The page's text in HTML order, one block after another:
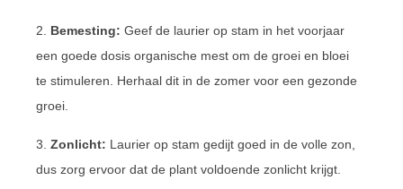
2. Bemesting: Geef de laurier op stam in het voorjaar
een goede dosis organische mest om de groei en bloei
te stimuleren. Herhaal dit in de zomer voor een gezonde
groei.
3. Zonlicht: Laurier op stam gedijt goed in de volle zon,
dus zorg ervoor dat de plant voldoende zonlicht krijgt.